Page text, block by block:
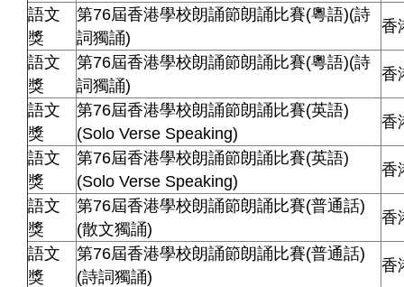
語文
獎
第76屆香港學校朗誦節朗誦比賽(粵語)(詩
詞獨誦)
香
語文
獎
第76屆香港學校朗誦節朗誦比賽(粵語)(詩
詞獨誦)
香
語文
獎
第76屆香港學校朗誦節朗誦比賽(英語)
(Solo Verse Speaking)
香
語文
獎
第76屆香港學校朗誦節朗誦比賽(英語)
(Solo Verse Speaking)
香
語文
獎
第76屆香港學校朗誦節朗誦比賽(普通話)
(散文獨誦)
香
語文
獎
第76屆香港學校朗誦節朗誦比賽(普通話)
(詩詞獨誦)
香